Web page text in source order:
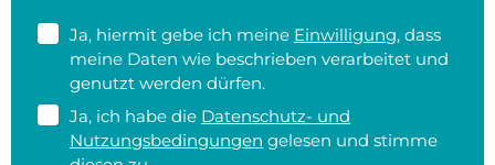
Ja, hiermit gebe ich meine Einwilligung, dass
meine Daten wie beschrieben verarbeitet und
genutzt werden dürfen.
Ja, ich habe die Datenschutz- und
Nutzungsbedingungen gelesen und stimme